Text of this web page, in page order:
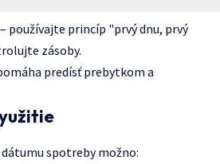
– používajte princíp "prvý dnu, prvý
zásoby.
predísť prebytkom a
spotreby možno: